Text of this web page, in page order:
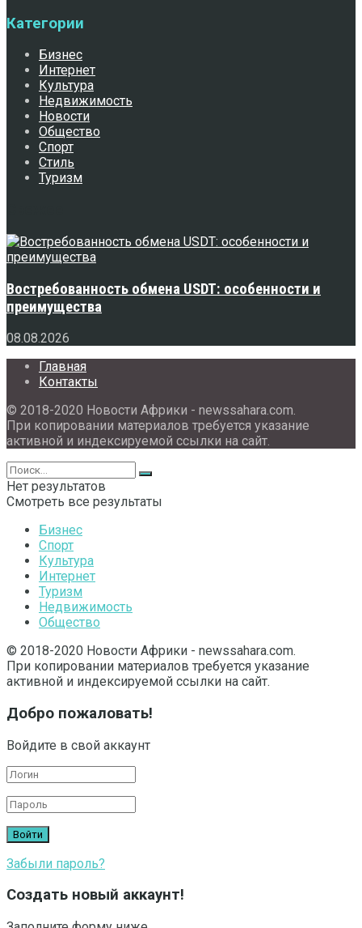
Категории
Бизнес
Интернет
Культура
Недвижимость
Новости
Общество
Спорт
Стиль
Туризм
Востребованность обмена USDT: особенности и
преимущества
08.08.2026
Главная
Контакты
© 2018-2020 Новости Африки - newssahara.com.
При копировании материалов требуется указание
активной и индексируемой ссылки на сайт.
Нет результатов
Смотреть все результаты
Бизнес
Спорт
Культура
Интернет
Туризм
Недвижимость
Общество
© 2018-2020 Новости Африки - newssahara.com.
При копировании материалов требуется указание
активной и индексируемой ссылки на сайт.
Добро пожаловать!
Войдите в свой аккаунт
Забыли пароль?
Создать новый аккаунт!